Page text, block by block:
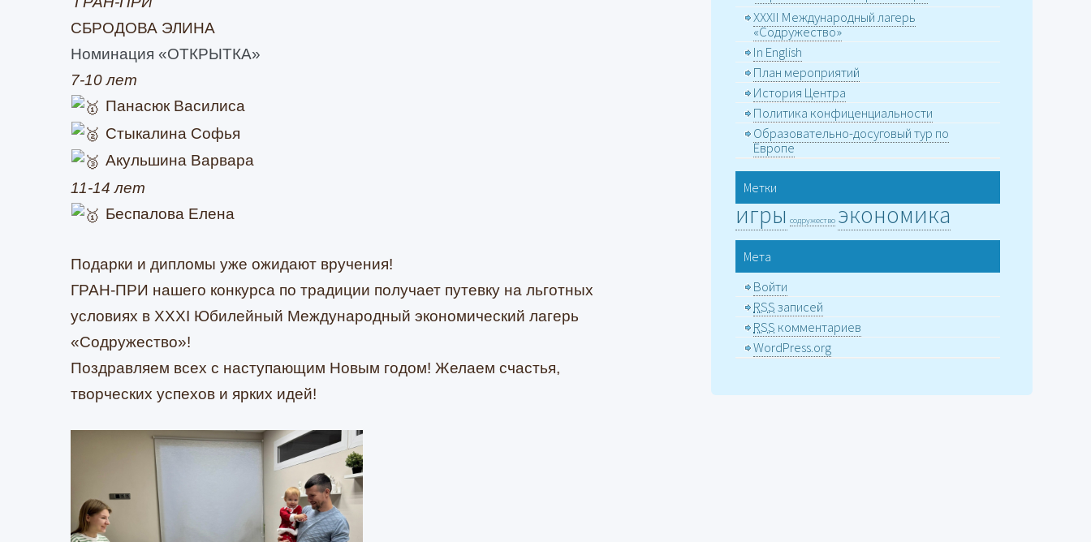
XXХII Международный лагерь
«Содружество»
In English
План мероприятий
История Центра
Политика конфиценциальности
Образовательно-досуговый тур по
Европе
Метки
игры содружество экономика
Мета
Войти
RSSзаписей
RSS комментариев
WordPress.org
СБРОДОВА ЭЛИНА
Номинация «ОТКРЫТКА»
7-10 лет
Панасюк Василиса
Стыкалина Софья
Акульшина Варвара
11-14 лет
Беспалова Елена
Подарки и дипломы уже ожидают вручения!
ГРАН-ПРИ нашего конкурса по традиции получает путевку на льготных
условиях в XXXI Юбилейный Международный экономический лагерь
«Содружество»!
Поздравляем всех с наступающим Новым годом! Желаем счастья,
творческих успехов и ярких идей!